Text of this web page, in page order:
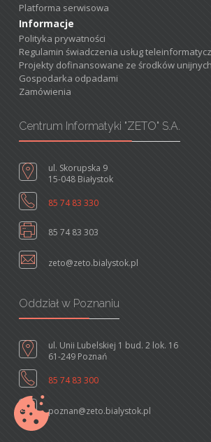
Platforma serwisowa
Informacje
Polityka prywatności
Regulamin świadczenia usług
Projekty dofinansowane ze środków unijnych
Gospodarka odpadami
Zamówienia
Centrum Informatyki "ZETO" S.A.
ul. Skorupska 9
15-048 Białystok
85 74 83 330
85 74 83 303
zeto@zeto.bialystok.pl
Oddział w Poznaniu
ul. Unii Lubelskiej 1 bud. 2 lok. 16
61-249 Poznań
85 74 83 300
poznan@zeto.bialystok.pl